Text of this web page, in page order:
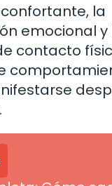
la
emocional y
contacto